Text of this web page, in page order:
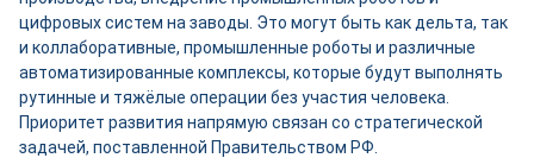
цифровых систем на заводы. Это могут быть как дельта, так
и коллаборативные, промышленные роботы и различные
автоматизированные комплексы, которые будут выполнять
рутинные и тяжёлые операции без участия человека.
Приоритет развития напрямую связан со стратегической
задачей, поставленной Правительством РФ.